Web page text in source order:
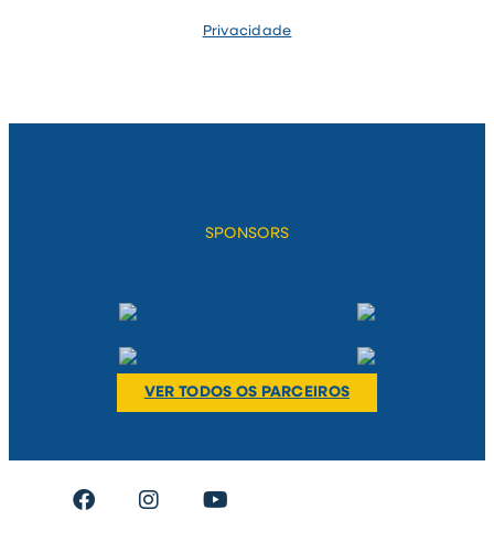
Privacidade
SPONSORS
VER TODOS OS PARCEIROS